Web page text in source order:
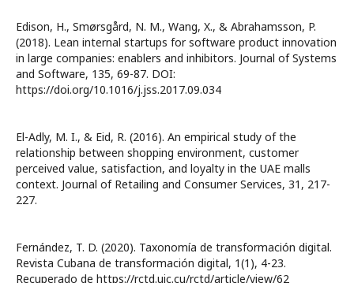
Edison, H., Smørsgård, N. M., Wang, X., & Abrahamsson, P.
(2018). Lean internal startups for software product innovation
in large companies: enablers and inhibitors. Journal of Systems
and Software, 135, 69-87. DOI:
https://doi.org/10.1016/j.jss.2017.09.034
El-Adly, M. I., & Eid, R. (2016). An empirical study of the
relationship between shopping environment, customer
perceived value, satisfaction, and loyalty in the UAE malls
context. Journal of Retailing and Consumer Services, 31, 217-
227.
Fernández, T. D. (2020). Taxonomía de transformación digital.
Revista Cubana de transformación digital, 1(1), 4-23.
Recuperado de https://rctd.uic.cu/rctd/article/view/62